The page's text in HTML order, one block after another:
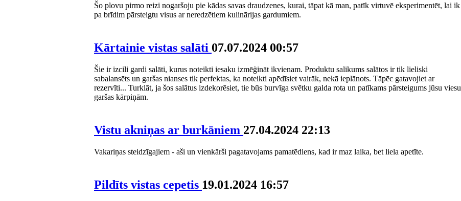
Šo plovu pirmo reizi nogaršoju pie kādas savas draudzenes, kurai, tāpat kā man, patīk virtuvē eksperimentēt, lai ik
pa brīdim pārsteigtu visus ar neredzētiem kulinārijas gardumiem.
Kārtainie vistas salāti 07.07.2024 00:57
Šie ir izcili gardi salāti, kurus noteikti iesaku izmēģināt ikvienam. Produktu salikums salātos ir tik lieliski
sabalansēts un garšas nianses tik perfektas, ka noteikti apēdīsiet vairāk, nekā ieplānots. Tāpēc gatavojiet ar
rezervīti... Turklāt, ja šos salātus izdekorēsiet, tie būs burvīga svētku galda rota un patīkams pārsteigums jūsu viesu
garšas kārpiņām.
Vistu akniņas ar burkāniem 27.04.2024 22:13
Vakariņas steidzīgajiem - aši un vienkārši pagatavojams pamatēdiens, kad ir maz laika, bet liela apetīte.
Pildīts vistas cepetis 19.01.2024 16:57